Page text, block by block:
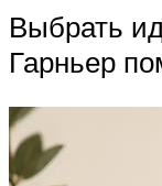
Выбрать
Гарньер